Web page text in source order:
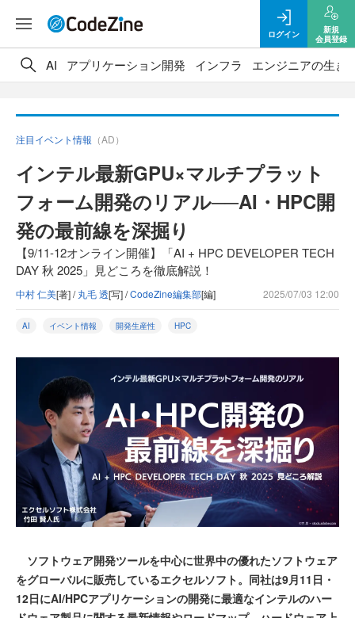
ログイン
新規
会員登録
AI アプリケーション開発 インフラ エンジニアの生き
注目イベント情報 （AD）
インテル最新GPU×マルチプラット
フォーム開発のリアル──AI・HPC開
発の最前線を深掘り
【9/11-12オンライン開催】「AI + HPC DEVELOPER TECH
DAY 秋 2025」見どころを徹底解説！
中村 仁美[著] /丸毛 透[写] /CodeZine編集部[編] 2025/07/03 12:00
AI イベント情報 開発生産性 HPC
ソフトウェア開発ツールを中心に世界中の優れたソフトウェア
をグローバルに販売しているエクセルソフト。同社は9月11日・
12日にAI/HPCアプリケーションの開発に最適なインテルのハー